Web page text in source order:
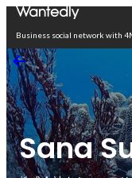
Business social network with
Sana